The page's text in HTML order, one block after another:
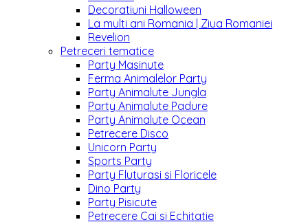
Decoratiuni Halloween
La multi ani Romania | Ziua Romaniei
Revelion
Petreceri tematice
Party Masinute
Ferma Animalelor Party
Party Animalute Jungla
Party Animalute Padure
Party Animalute Ocean
Petrecere Disco
Unicorn Party
Sports Party
Party Fluturasi si Floricele
Dino Party
Party Pisicute
Petrecere Cai si Echitatie